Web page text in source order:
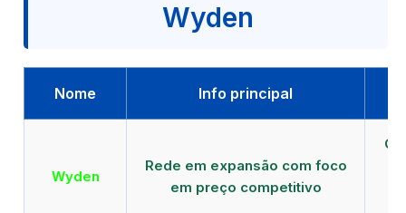
Wyden
Nome Info principal
Wyden
Rede em expansão com foco
em preço competitivo